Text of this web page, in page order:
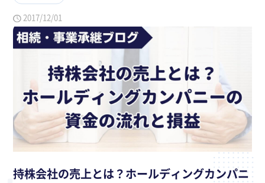
2017/12/01
持株会社の売上とは？ホールディングカンパニ